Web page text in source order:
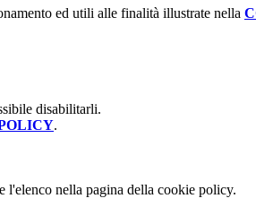
ed utili alle finalità illustrate nella
disabilitarli.
.
l'elenco nella pagina della cookie policy.